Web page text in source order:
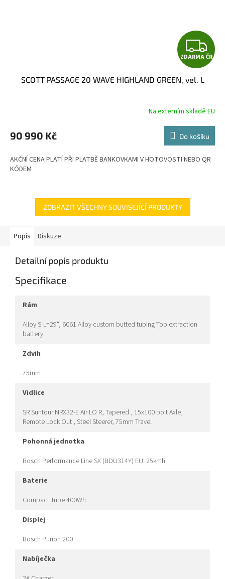
Z
D
R
M
A
ZDARMA ČR
SCOTT PASSAGE 20 WAVE HIGHLAND GREEN, vel. L
Na externím skladě EU
90 990 Kč Do košíku
AKČNÍ CENA PLATÍ PŘI PLATBĚ BANKOVKAMI V HOTOVOSTI NEBO QR
KÓDEM
ZOBRAZIT VŠECHNY SOUVISEJÍCÍ PRODUKTY
Popis Diskuze
Detailní popis produktu
Specifikace
rám
Alloy S-L=29", 6061 Alloy custom butted tubing Top extraction
battery
zdvih
75mm
vidlice
SR Suntour NRX32-E Air LO R, Tapered , 15x100 bolt Axle,
Remote Lock Out , Steel Steerer, 75mm Travel
pohonná jednotka
Bosch Performance Line SX (BDU314Y) EU: 25kmh
baterie
Compact Tube 400Wh
displej
Bosch Purion 200
nabíječka